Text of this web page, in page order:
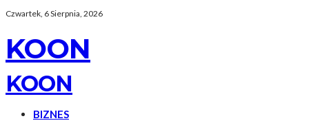
Czwartek, 6 Sierpnia, 2026
KOON
KOON
BIZNES